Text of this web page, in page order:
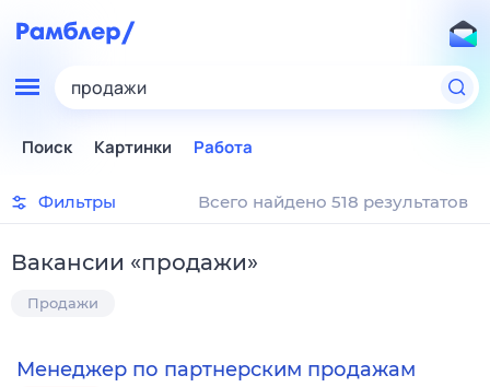
продажи
Поиск Картинки Работа
Фильтры Всего найдено 518 результатов
Вакансии «продажи»
Продажи
Менеджер по партнерским продажам